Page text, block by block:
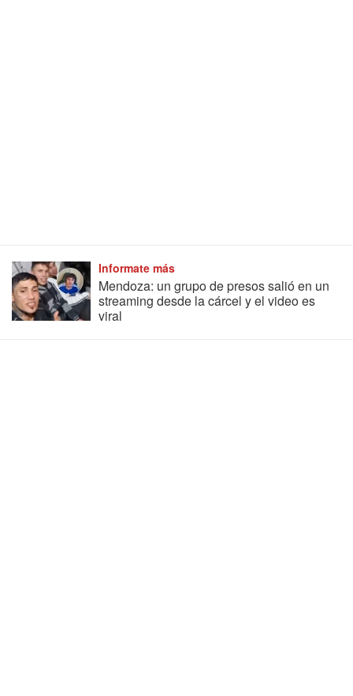
Informate más
Mendoza: un grupo de presos salió en un
streaming desde la cárcel y el video es
viral